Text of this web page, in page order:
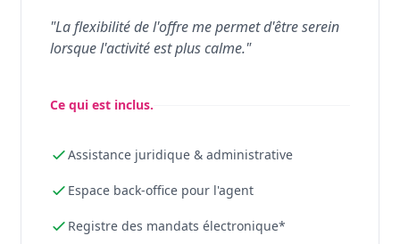
"La flexibilité de l'offre me permet d'être serein
lorsque l'activité est plus calme."
Ce qui est inclus.
Assistance juridique & administrative
Espace back-office pour l'agent
Registre des mandats électronique*